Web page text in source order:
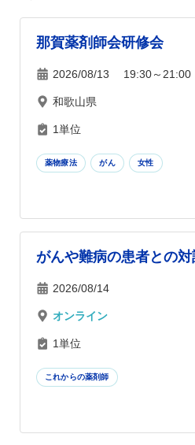
那賀薬剤師会研修会
2026/08/13 19:30～21:00
和歌山県
1単位
薬物療法 がん 女性
がんや難病の患者との対
2026/08/14
オンライン
1単位
これからの薬剤師